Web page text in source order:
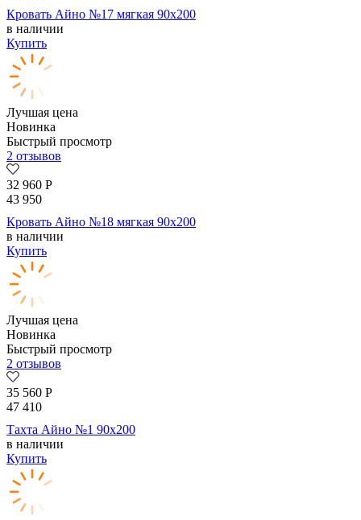
Кровать Айно №17 мягкая 90х200
в наличии
Купить
Лучшая цена
Новинка
Быстрый просмотр
2 отзывов
32 960 Р
43 950
Кровать Айно №18 мягкая 90х200
в наличии
Купить
Лучшая цена
Новинка
Быстрый просмотр
2 отзывов
35 560 Р
47 410
Тахта Айно №1 90х200
в наличии
Купить